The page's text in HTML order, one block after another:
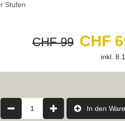
Stufen
von 2 Stunden
Stunden
dem Boden neben dem Eingang
CHF 99 CHF
inkl.
1 In den